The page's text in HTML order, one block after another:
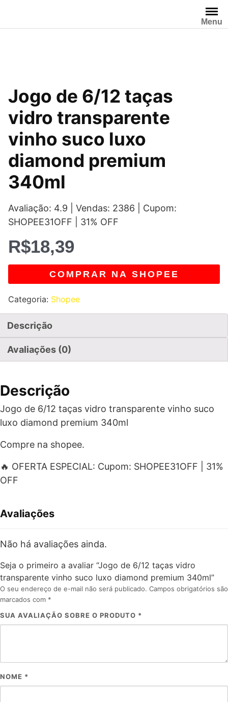
o
Menu
Jogo de 6/12 taças
vidro transparente
vinho suco luxo
diamond premium
340ml
Avaliação: 4.9 | Vendas: 2386 | Cupom:
SHOPEE31OFF | 31% OFF
R$18,39
COMPRAR NA SHOPEE
Categoria: Shopee
Descrição
Avaliações (0)
Descrição
Jogo de 6/12 taças vidro transparente vinho suco
luxo diamond premium 340ml
Compre na shopee.
🔥 OFERTA ESPECIAL: Cupom: SHOPEE31OFF | 31%
OFF
Avaliações
Não há avaliações ainda.
Seja o primeiro a avaliar “Jogo de 6/12 taças vidro
transparente vinho suco luxo diamond premium 340ml”
O seu endereço de e-mail não será publicado. Campos obrigatórios são
marcados com *
SUA AVALIAÇÃO SOBRE O PRODUTO *
NOME *